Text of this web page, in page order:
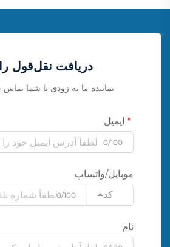
دریافت نقل‌قول
نماینده ما به زودی با شما
ایمیل
0/100
موبایل/واتساپ
کد
0/100
نام